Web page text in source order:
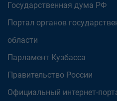
Государственная дума РФ
Портал органов
области
Парламент Кузбасса
Правительство России
Официальный интернет-